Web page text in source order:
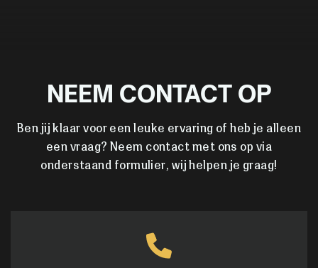
NEEM CONTACT OP
Ben jij klaar voor een leuke ervaring of heb je alleen
een vraag? Neem contact met ons op via
onderstaand formulier, wij helpen je graag!